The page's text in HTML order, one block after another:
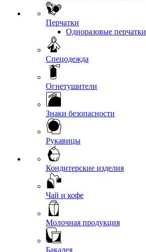
Перчатки
Одноразовые перчатки
Спецодежда
Огнетушители
Знаки безопасности
Рукавицы
Кондитерские изделия
Чай и кофе
Молочная продукция
Бакалея